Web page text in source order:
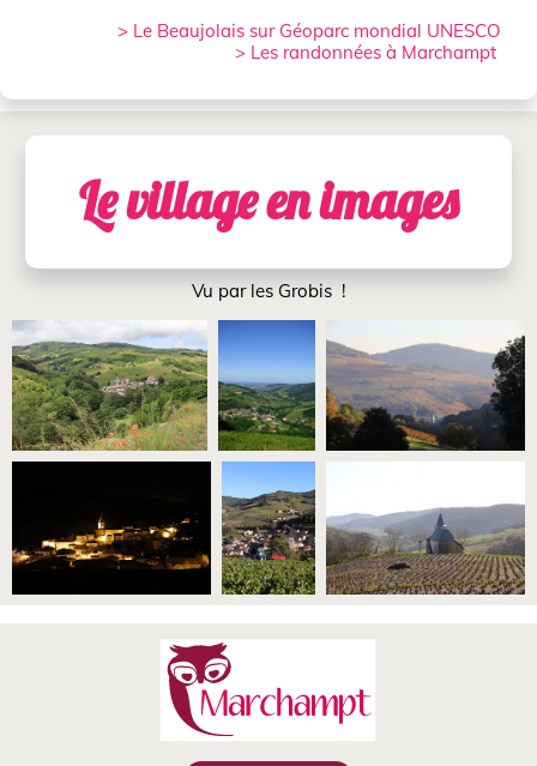
> Le Beaujolais sur Géoparc mondial UNESCO
> Les randonnées à Marchampt
Le village en images
Vu par les Grobis !